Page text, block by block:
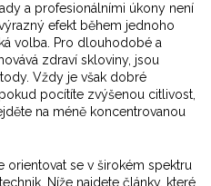
a profesionálními úkony není
efekt během jednoho
volba. Pro dlouhodobé a
zdraví skloviny, jsou
Vždy je však dobré
pocítíte zvýšenou citlivost,
na méně koncentrovanou
orientovat se v širokém spektru
Níže najdete články, které